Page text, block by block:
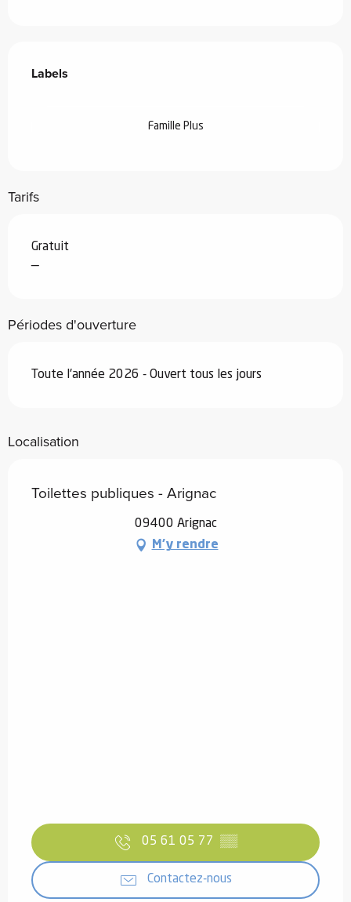
Labels
Labels
Famille Plus
Tarifs
Gratuit
—
Périodes d'ouverture
Toute l'année 2026 - Ouvert tous les jours
Localisation
Toilettes publiques - Arignac
09400 Arignac
M'y rendre
05 61 05 77 ▒▒
Contactez-nous